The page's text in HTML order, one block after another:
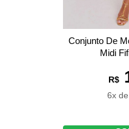
Conjunto De
Midi
R$
6x